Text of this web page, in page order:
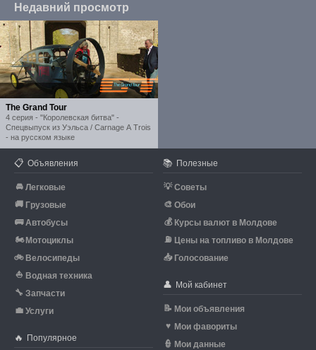
Недавний просмотр
The Grand Tour
4 серия - "Королевская битва" -
Спецвыпуск из Уэльса / Carnage A Trois
- на русском языке
📋 Объявления
🚘 Легковые
🚚 Грузовые
🚌 Автобусы
🏍 Мотоциклы
🚲 Велосипеды
⛵ Водная техника
🔧 Запчасти
💼 Услуги
🔥 Популярное
📚 Полезные
💡 Советы
🎨 Обои
💰 Курсы валют в Молдове
⛽ Цены на топливо в Молдове
📥 Голосование
👤 Мой кабинет
📝 Мои объявления
♥ Мои фавориты
👮 Мои данные